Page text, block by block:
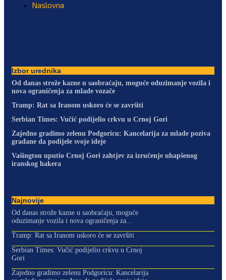
Naslovna
Izbor urednika
Od danas strože kazne u saobraćaju, moguće oduzimanje vozila i
nova ograničenja za mlade vozače
Tramp: Rat sa Iranom uskoro će se završiti
Serbian Times: Vučić podijelio crkvu u Crnoj Gori
Zajedno gradimo zelenu Podgoricu: Kancelarija za mlade poziva
građane da podijele svoje ideje
Vašington uputio Crnoj Gori zahtjev za izručenje uhapšenog
iranskog hakera
Najnovije
Od danas strože kazne u saobraćaju, moguće
oduzimanje vozila i nova ograničenja za...
Tramp: Rat sa Iranom uskoro će se završiti
Serbian Times: Vučić podijelio crkvu u Crnoj
Gori
Zajedno gradimo zelenu Podgoricu: Kancelarija